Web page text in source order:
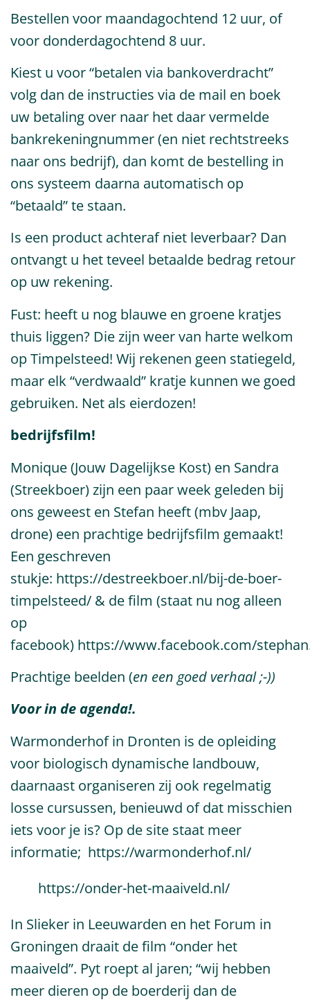
Bestellen voor maandagochtend 12 uur, of
voor donderdagochtend 8 uur.
Kiest u voor “betalen via bankoverdracht”
volg dan de instructies via de mail en boek
uw betaling over naar het daar vermelde
bankrekeningnummer (en niet rechtstreeks
naar ons bedrijf), dan komt de bestelling in
ons systeem daarna automatisch op
“betaald” te staan.
Is een product achteraf niet leverbaar? Dan
ontvangt u het teveel betaalde bedrag retour
op uw rekening.
Fust: heeft u nog blauwe en groene kratjes
thuis liggen? Die zijn weer van harte welkom
op Timpelsteed! Wij rekenen geen statiegeld,
maar elk “verdwaald” kratje kunnen we goed
gebruiken. Net als eierdozen!
bedrijfsfilm!
Monique (Jouw Dagelijkse Kost) en Sandra
(Streekboer) zijn een paar week geleden bij
ons geweest en Stefan heeft (mbv Jaap,
drone) een prachtige bedrijfsfilm gemaakt!
Een geschreven
stukje: https://destreekboer.nl/bij-de-boer-
timpelsteed/ & de film (staat nu nog alleen
op
facebook) https://www.facebook.com/
Prachtige beelden (en een goed verhaal ;-))
Voor in de agenda!.
Warmonderhof in Dronten is de opleiding
voor biologisch dynamische landbouw,
daarnaast organiseren zij ook regelmatig
losse cursussen, benieuwd of dat misschien
iets voor je is? Op de site staat meer
informatie; https://warmonderhof.nl/
https://onder-het-maaiveld.nl/
In Slieker in Leeuwarden en het Forum in
Groningen draait de film “onder het
maaiveld”. Pyt roept al jaren; “wij hebben
meer dieren op de boerderij dan de